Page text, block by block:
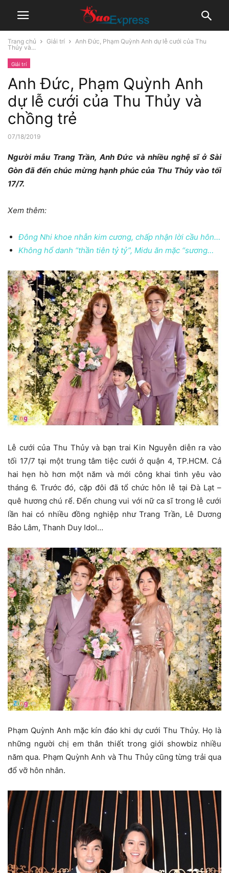
Trang chủ Giải trí
Anh Đức, Phạm Quỳnh Anh dự lễ cưới của Thu
Thủy và...
Giải trí
Anh Đức, Phạm Quỳnh Anh
dự lễ cưới của Thu Thủy và
chồng trẻ
07/18/2019
Người mẫu Trang Trần, Anh Đức và nhiều nghệ sĩ ở Sài
Gòn đã đến chúc mừng hạnh phúc của Thu Thủy vào tối
17/7.
Xem thêm:
Đông Nhi khoe nhẫn kim cương, chấp nhận lời cầu hôn…
Không hổ danh “thần tiên tỷ tỷ”, Midu ăn mặc “sương…
Lễ cưới của Thu Thủy và bạn trai Kin Nguyễn diễn ra vào
tối 17/7 tại một trung tâm tiệc cưới ở quận 4, TP.HCM. Cả
hai hẹn hò hơn một năm và mới công khai tình yêu vào
tháng 6. Trước đó, cặp đôi đã tổ chức hôn lễ tại Đà Lạt –
quê hương chú rể. Đến chung vui với nữ ca sĩ trong lễ cưới
lần hai có nhiều đồng nghiệp như Trang Trần, Lê Dương
Bảo Lâm, Thanh Duy Idol…
Phạm Quỳnh Anh mặc kín đáo khi dự cưới Thu Thủy. Họ là
những người chị em thân thiết trong giới showbiz nhiều
năm qua. Phạm Quỳnh Anh và Thu Thủy cũng từng trải qua
đổ vỡ hôn nhân.